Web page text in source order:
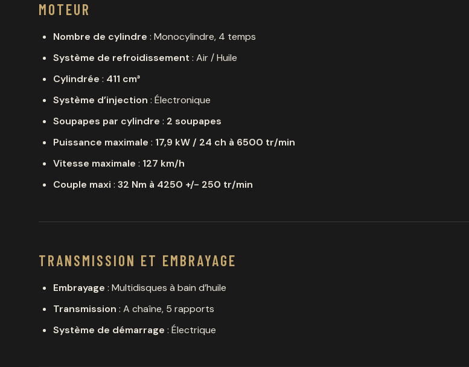
MOTEUR
Nombre de cylindre : Monocylindre, 4 temps
Système de refroidissement : Air / Huile
Cylindrée : 411 cm³
Système d’injection : Électronique
Soupapes par cylindre : 2 soupapes
Puissance maximale : 17,9 kW / 24 ch à 6500 tr/min
Vitesse maximale : 127 km/h
Couple maxi : 32 Nm à 4250 +/- 250 tr/min
TRANSMISSION ET EMBRAYAGE
Embrayage : Multidisques à bain d’huile
Transmission : A chaîne, 5 rapports
Système de démarrage : Électrique